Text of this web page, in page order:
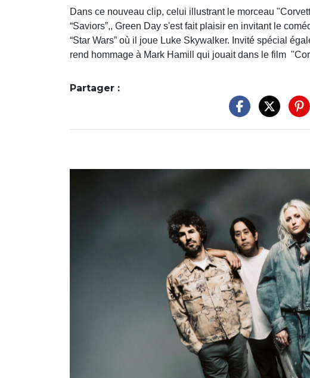
Dans ce nouveau clip, celui illustrant le morceau
“Saviors”,, Green Day s'est fait plaisir en invitant le
“Star Wars” où il joue Luke Skywalker. Invité spécial
rend hommage à Mark Hamill qui jouait dans le film
Partager :